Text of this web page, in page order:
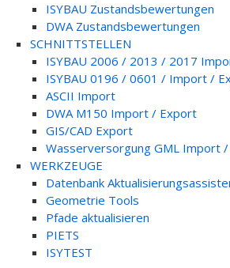
ISYBAU Zustandsbewertungen
DWA Zustandsbewertungen
SCHNITTSTELLEN
ISYBAU 2006 / 2013 / 2017
ISYBAU 0196 / 0601 / Import /
ASCII Import
DWA M150 Import / Export
GIS/CAD Export
Wasserversorgung GML Import
WERKZEUGE
Datenbank
Geometrie Tools
Pfade aktualisieren
PIETS
ISYTEST